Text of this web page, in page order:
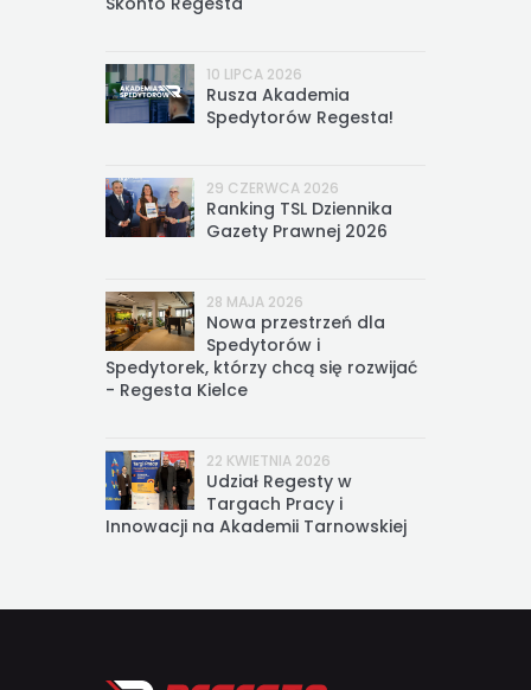
10 LIPCA 2026
Rusza Akademia
Spedytorów Regesta!
29 CZERWCA 2026
Ranking TSL Dziennika
Gazety Prawnej 2026
28 MAJA 2026
Nowa przestrzeń dla
Spedytorów i
Spedytorek, którzy chcą się rozwijać
- Regesta Kielce
22 KWIETNIA 2026
Udział Regesty w
Targach Pracy i
Innowacji na Akademii Tarnowskiej